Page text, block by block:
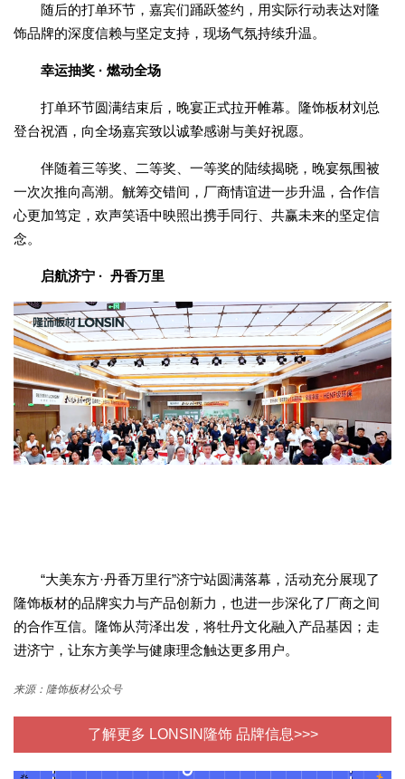
随后的打单环节，嘉宾们踊跃签约，用实际行动表达对隆
饰品牌的深度信赖与坚定支持，现场气氛持续升温。
幸运抽奖 · 燃动全场
打单环节圆满结束后，晚宴正式拉开帷幕。隆饰板材刘总
登台祝酒，向全场嘉宾致以诚挚感谢与美好祝愿。
伴随着三等奖、二等奖、一等奖的陆续揭晓，晚宴氛围被
一次次推向高潮。觥筹交错间，厂商情谊进一步升温，合作信
心更加笃定，欢声笑语中映照出携手同行、共赢未来的坚定信
念。
启航济宁 · 丹香万里
“大美东方·丹香万里行”济宁站圆满落幕，活动充分展现了
隆饰板材的品牌实力与产品创新力，也进一步深化了厂商之间
的合作互信。隆饰从菏泽出发，将牡丹文化融入产品基因；走
进济宁，让东方美学与健康理念触达更多用户。
来源：隆饰板材公众号
了解更多 LONSIN隆饰 品牌信息>>>